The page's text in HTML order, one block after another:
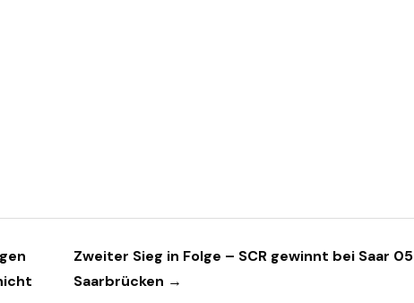
Zweiter Sieg in Folge – SCR gewinnt bei Saar 05
Saarbrücken →